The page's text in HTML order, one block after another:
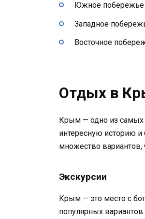
Южное побережье
Западное
Восточное
Отдых в
Крым — одно из самых
интересную историю и
множество
Экскурсии
Крым — это место с
популярных